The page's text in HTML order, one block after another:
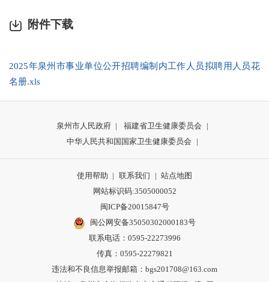
附件下载
2025年泉州市事业单位公开招聘编制内工作人员拟聘用人员花
名册.xls
泉州市人民政府 | 福建省卫生健康委员会
|
中华人民共和国国家卫生健康委员会
|
使用帮助 | 联系我们 | 站点地图
网站标识码:3505000052
闽ICP备20015847号
闽公网安备35050302000183号
联系电话：0595-22273996
传真：0595-22279821
违法和不良信息举报邮箱：bgs201708@163.com